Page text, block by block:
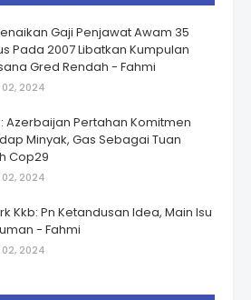
Gaji Penjawat Awam 35
Pada 2007 Libatkan Kumpulan
Gred Rendah - Fahmi
02, 2024
Azerbaijan Pertahan Komitmen
Minyak, Gas Sebagai Tuan
Cop29
02, 2024
Kkb: Pn Ketandusan Idea, Main Isu
- Fahmi
02, 2024